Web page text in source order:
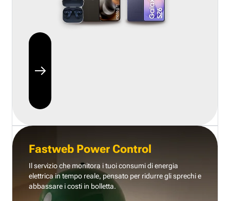
Fastweb Power Control
Il servizio che monitora i tuoi consumi di energia
elettrica in tempo reale, pensato per ridurre gli sprechi e
abbassare i costi in bolletta.